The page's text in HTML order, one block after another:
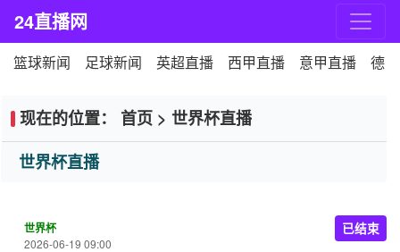
24直播网
篮球新闻 足球新闻 英超直播 西甲直播 意甲直播 德
现在的位置： 首页 > 世界杯直播
世界杯直播
世界杯
2026-06-19 09:00
已结束